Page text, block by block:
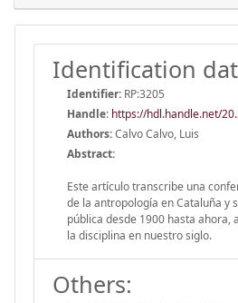
Identification
Identifier: RP:3205
Handle: https://hdl.handle.net/
Authors:Calvo Calvo, Luis
Abstract:
Este artículo transcribe una
de la antropología en Cataluña y
pública desde 1900 hasta ahora,
la disciplina en nuestro siglo.
Others: